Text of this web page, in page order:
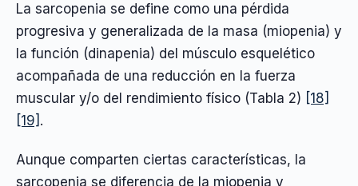
La sarcopenia se define como una pérdida
progresiva y generalizada de la masa (miopenia) y
la función (dinapenia) del músculo esquelético
acompañada de una reducción en la fuerza
muscular y/o del rendimiento físico (Tabla 2) [18]
[19] .
Aunque comparten ciertas características, la
sarcopenia se diferencia de la miopenia y